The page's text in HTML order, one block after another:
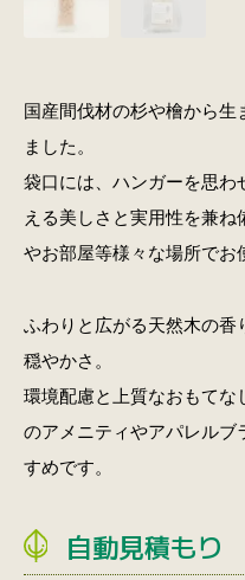
国産間伐材の杉や檜から生
ました。
袋口には、ハンガーを思わ
える美しさと実用性を兼ね
やお部屋等様々な場所でお
ふわりと広がる天然木の香
穏やかさ。
環境配慮と上質なおもてな
のアメニティやアパレルブ
すめです。
自動見積もり